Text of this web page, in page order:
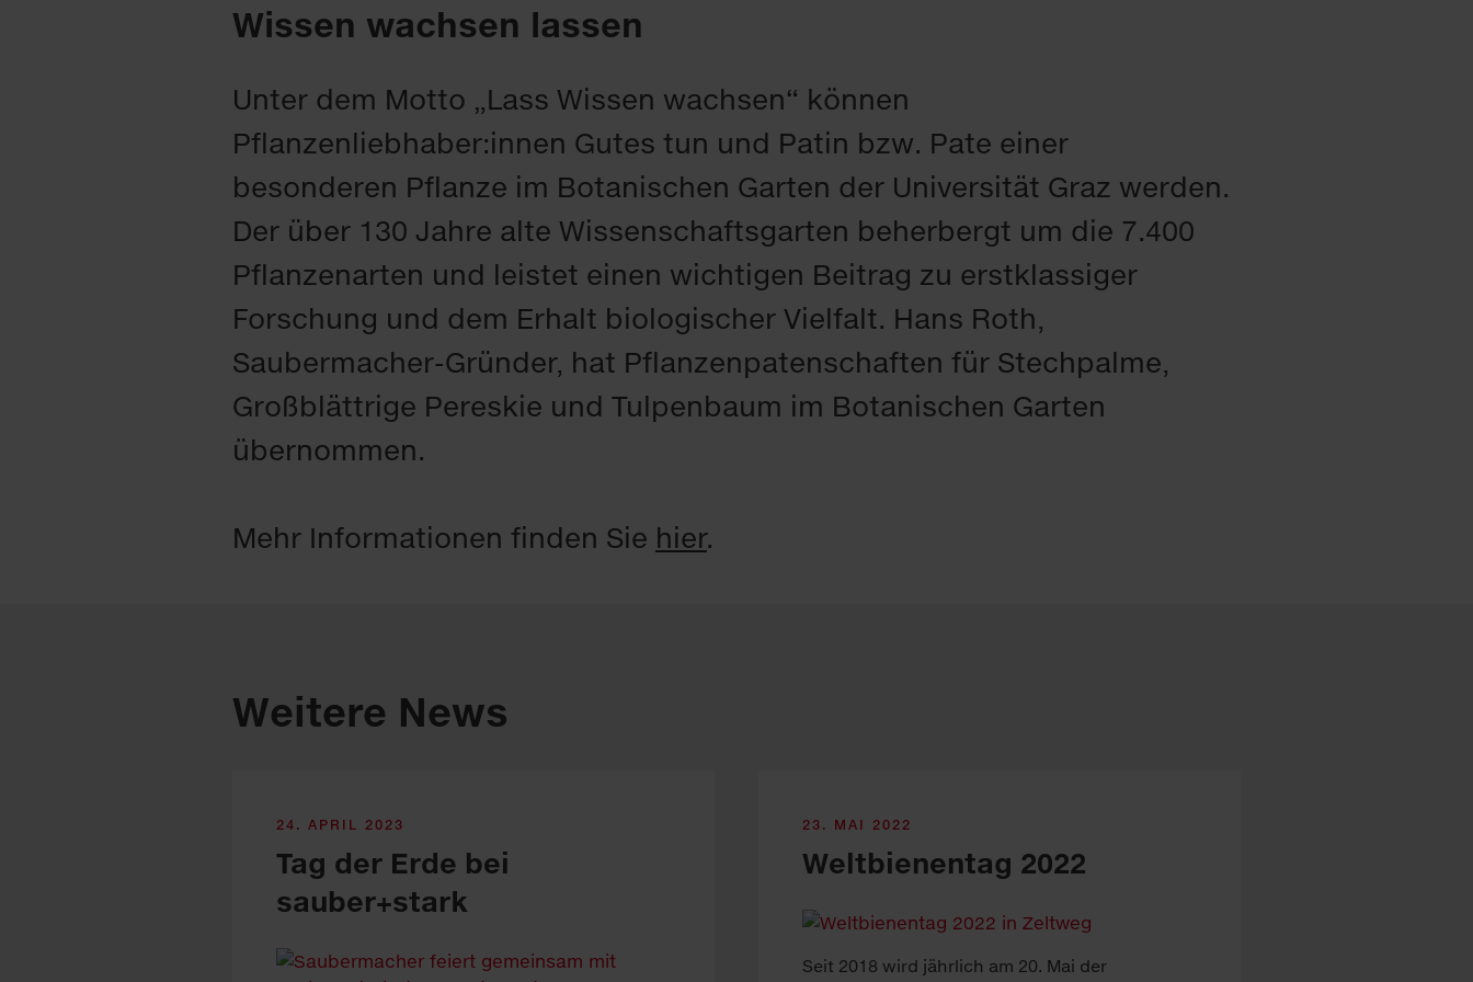
Wissen wachsen lassen
Unter dem Motto „Lass Wissen wachsen“ können
Pflanzenliebhaber:innen Gutes tun und Patin bzw. Pate einer
besonderen Pflanze im Botanischen Garten der Universität Graz werden.
Der über 130 Jahre alte Wissenschaftsgarten beherbergt um die 7.400
Pflanzenarten und leistet einen wichtigen Beitrag zu erstklassiger
Forschung und dem Erhalt biologischer Vielfalt. Hans Roth,
Saubermacher-Gründer, hat Pflanzenpatenschaften für Stechpalme,
Großblättrige Pereskie und Tulpenbaum im Botanischen Garten
übernommen.
Mehr Informationen finden Sie hier.
Weitere News
24. APRIL 2023
Tag der Erde bei
sauber+stark
23. MAI 2022
Weltbienentag 2022
Seit 2018 wird jährlich am 20. Mai der